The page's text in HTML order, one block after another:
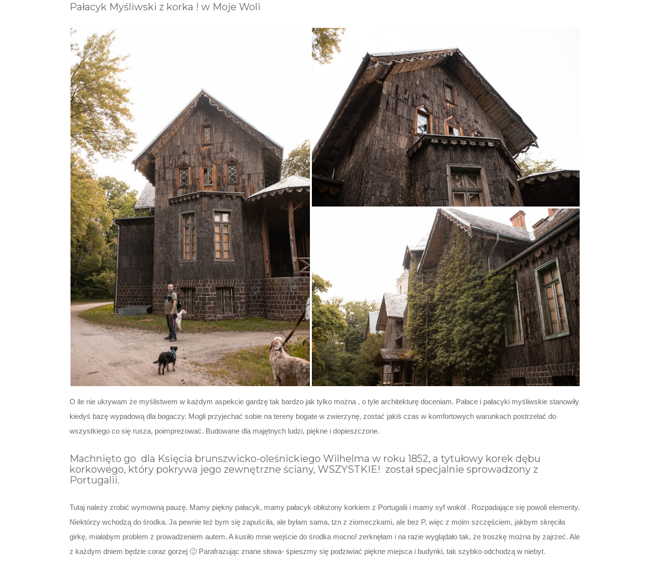
Pałacyk Myśliwski z korka ! w Moje Woli
O ile nie ukrywam że myślistwem w każdym aspekcie gardzę tak bardzo jak tylko można , o tyle architekturę doceniam. Pałace i pałacyki myśliwskie stanowiły
kiedyś bazę wypadową dla bogaczy. Mogli przyjechać sobie na tereny bogate w zwierzynę, zostać jakiś czas w komfortowych warunkach postrzelać do
wszystkiego co się rusza, poimprezować. Budowane dla majętnych ludzi, piękne i dopieszczone.
Machnięto go dla Księcia brunszwicko-oleśnickiego Wilhelma w roku 1852, a tytułowy korek dębu
korkowego, który pokrywa jego zewnętrzne ściany, WSZYSTKIE! został specjalnie sprowadzony z
Portugalii.
Tutaj należy zrobić wymowną pauzę. Mamy piękny pałacyk, mamy pałacyk obłożony korkiem z Portugalii i mamy syf wokół . Rozpadające się powoli elementy.
Niektórzy wchodzą do środka. Ja pewnie też bym się zapuściła, ale byłam sama, tzn z ziomeczkami, ale bez P, więc z moim szczęściem, jakbym skręciła
girkę, miałabym problem z prowadzeniem autem. A kusiło mnie wejście do środka mocno! zerknęłam i na razie wyglądało tak, że troszkę można by zajrzeć. Ale
z każdym dniem będzie coraz gorzej 🙁 Parafrazując znane słowa- śpieszmy się podziwiać piękne miejsca i budynki, tak szybko odchodzą w niebyt.